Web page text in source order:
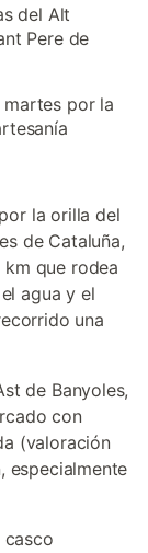
del Alt
Pere de
martes por la
la orilla del
de Cataluña,
que rodea
agua y el
una
de Banyoles,
con
(valoración
especialmente
casco